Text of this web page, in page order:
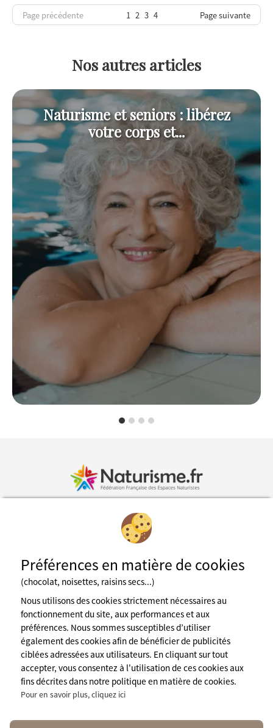
Page précédente 1 2 3 4 Page suivante
Nos autres articles
Naturisme et seniors : libérez
votre corps et...
Inscription à la newsletter
Fédération des espaces naturistes
Mentions légales
CGU du site
Charte de confidentialité
Espace presse
A propos de nous
contact@naturisme.fr
Nos partenaires
Préférences en matière de cookies
(chocolat, noisettes, raisins secs...)
Nous utilisons des cookies strictement nécessaires au
fonctionnement du site, aux performances et aux
préférences. Nous sommes susceptibles d’utiliser
également des cookies afin de bénéficier de publicités
ciblées adressées aux utilisateurs. En cliquant sur tout
accepter, vous consentez à l'utilisation de ces cookies aux
fins décrites dans notre politique en matière de cookies.
Pour en savoir plus, cliquez ici